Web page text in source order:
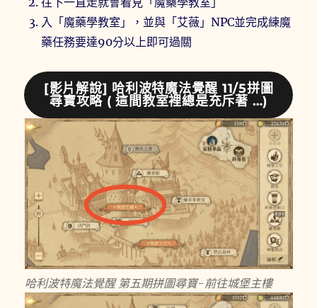
入「魔藥學教室」，並與「艾薇」NPC並完成練魔
藥任務要達90分以上即可過關
[影片解說] 哈利波特魔法覺醒 11/5拼圖
尋寶攻略 ( 這間教室裡總是充斥著 …)
哈利波特魔法覺醒 第五期拼圖尋寶-前往城堡主樓